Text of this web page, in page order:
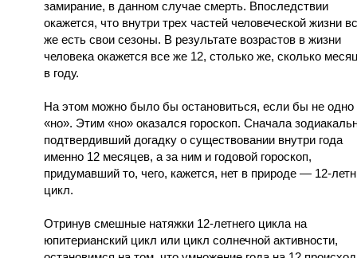
замирание, в данном случае смерть. Впоследствии
окажется, что внутри трех частей человеческой жизни
же есть свои сезоны. В результате возрастов в жизни
человека окажется все же 12, столько же, сколько
в году.
На этом можно было бы остановиться, если бы не одно
«но». Этим «но» оказался гороскоп. Сначала
подтвердивший догадку о существовании внутри года
именно 12 месяцев, а за ним и годовой гороскоп,
придумавший то, чего, кажется, нет в природе — 12-
цикл.
Отринув смешные натяжки 12-летнего цикла на
юпитерианский цикл или цикл солнечной активности,